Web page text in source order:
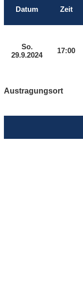
Datum Zeit
So.
29.9.2024
17:00
Austragungsort